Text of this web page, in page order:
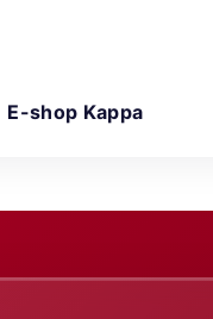
E-shop Kappa